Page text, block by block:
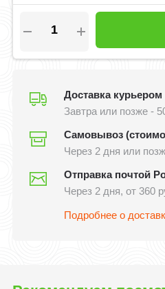
Доставка курьером
Завтра или позже -
Самовывоз
Через 2 дня или
Отправка почтой
Через 2 дня, от 360
Подробнее о